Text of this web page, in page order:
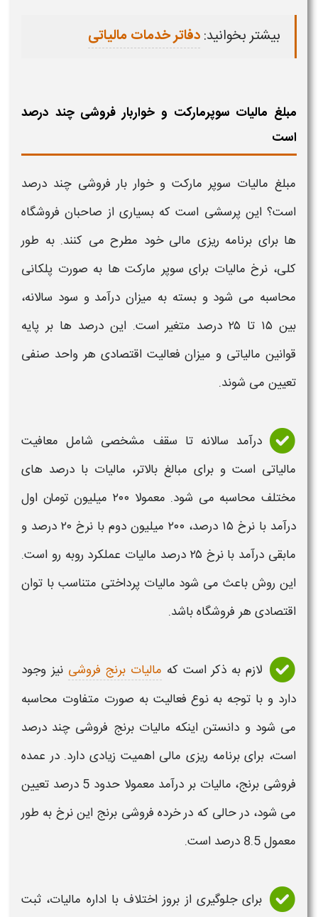
بیشتر بخوانید:دفاتر خدمات مالیاتی
مبلغ مالیات سوپرمارکت و خواربار فروشی چند درصد
است
مبلغ مالیات سوپر مارکت و خوار بار فروشی چند درصد
است؟ این پرسشی است که بسیاری از صاحبان فروشگاه
ها برای برنامه ریزی مالی خود مطرح می کنند. به طور
کلی، نرخ مالیات برای سوپر مارکت ها به صورت پلکانی
محاسبه می شود و بسته به میزان درآمد و سود سالانه،
بین ۱۵ تا ۲۵ درصد متغیر است. این درصد ها بر پایه
قوانین مالیاتی و میزان فعالیت اقتصادی هر واحد صنفی
تعیین می شوند.
درآمد سالانه تا سقف مشخصی شامل معافیت
مالیاتی است و برای مبالغ بالاتر، مالیات با درصد های
مختلف محاسبه می شود. معمولا
۲۰۰ میلیون تومان اول
درآمد با نرخ ۱۵ درصد، ۲۰۰ میلیون دوم با نرخ ۲۰ درصد و
مابقی درآمد با نرخ ۲۵ درصد
مالیات عملکرد روبه رو است.
این روش باعث می شود مالیاتپرداختی متناسب با توان
اقتصادی هر فروشگاه باشد.
لازم به ذکر است که مالیات برنج فروشی نیز وجود
دارد و با توجه به نوع فعالیت به صورت متفاوت محاسبه
می شود و دانستن اینکه مالیات برنج فروشی چند درصد
است، برای برنامه ریزی مالی اهمیت زیادی دارد. در عمده
فروشی برنج، مالیات بر درآمد معمولا حدود 5 درصد تعیین
می شود، در حالی که در خرده فروشی برنج این نرخ به طور
معمول 8.5 درصد است
.
برای جلوگیری از بروز اختلاف با اداره مالیات، ثبت